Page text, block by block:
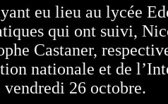
eu lieu au lycée
qui ont suivi,
Castaner,
nationale et de
vendredi 26 octobre.